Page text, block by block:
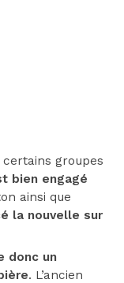
groupes
bien engagé
ainsi que
la nouvelle sur
donc un
. L’ancien